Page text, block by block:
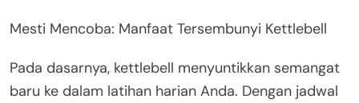
Mesti Mencoba: Manfaat Tersembunyi Kettlebell
Pada dasarnya, kettlebell menyuntikkan semangat
baru ke dalam latihan harian Anda. Dengan jadwal